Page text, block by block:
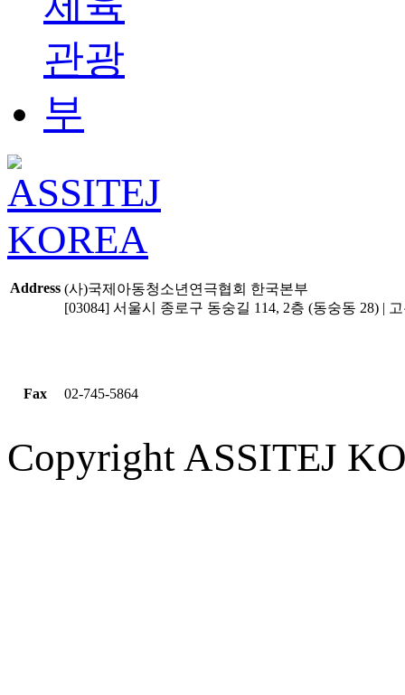
Address (사)국제아동청소년연극협회 한국본부
[03084] 서울시 종로구 동숭길 114, 2층 (동숭동 28) |
Fax 02-745-5864
Copyright ASSITEJ